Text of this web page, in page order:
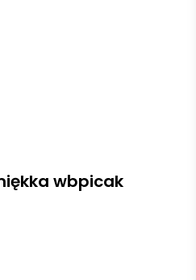
wbpicak